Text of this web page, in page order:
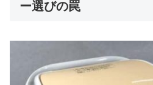
ー選びの罠